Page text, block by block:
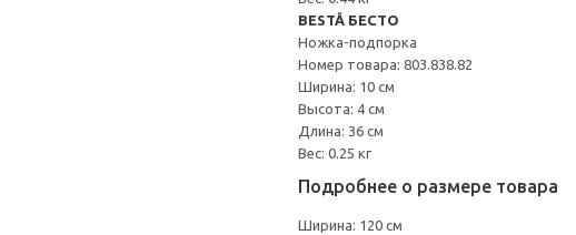
BESTÅ БЕСТО
Ножка-подпорка
Номер товара: 803.838.82
Ширина: 10 см
Высота: 4 см
Длина: 36 см
Вес: 0.25 кг
Подробнее о размере товара
Ширина: 120 см